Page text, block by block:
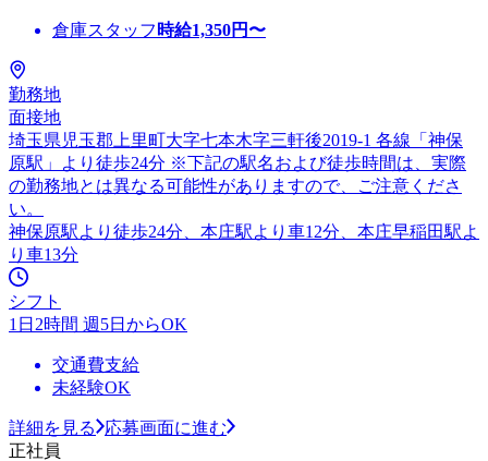
倉庫スタッフ 時給1,350円〜
勤務地
面接地
埼玉県児玉郡上里町大字七本木字三軒後2019-1 各線「神保
原駅」より徒歩24分 ※下記の駅名および徒歩時間は、実際
の勤務地とは異なる可能性がありますので、ご注意くださ
い。
神保原駅より徒歩24分、本庄駅より車12分、本庄早稲田駅よ
り車13分
シフト
1日2時間 週5日からOK
交通費支給
未経験OK
詳細を見る
応募画面に進む
正社員